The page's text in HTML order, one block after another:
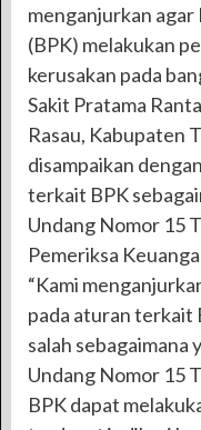
menganjurkan agar
(BPK) melakukan
kerusakan pada
Sakit Pratama
Rasau, Kabupaten
disampaikan
terkait BPK
Undang Nomor 15
Pemeriksa
“Kami
pada aturan terkait
salah sebagaimana
Undang Nomor 15
BPK dapat